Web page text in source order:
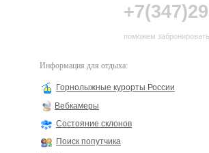
поможем
Информация для отдыха:
Горнолыжные курорты России
Вебкамеры
Состояние склонов
Поиск попутчика